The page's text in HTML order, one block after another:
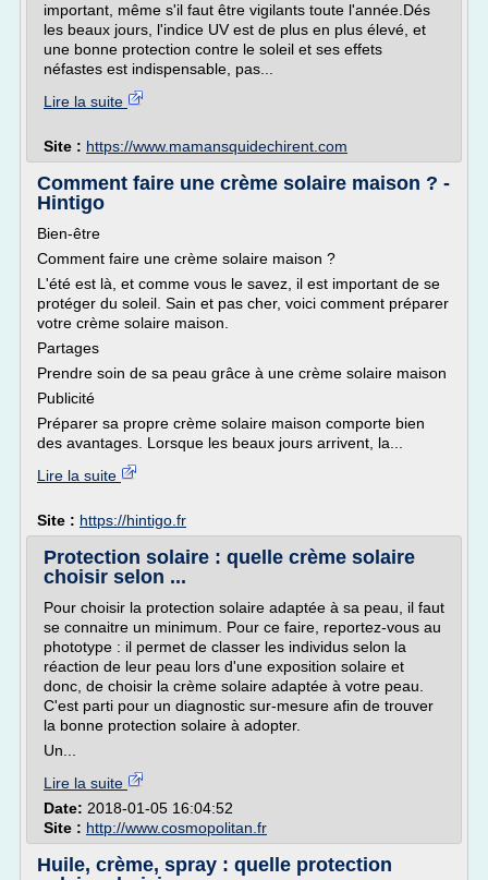
important, même s'il faut être vigilants toute l'année.Dés
les beaux jours, l'indice UV est de plus en plus élevé, et
une bonne protection contre le soleil et ses effets
néfastes est indispensable, pas...
Lire la suite
Site : https://www.mamansquidechirent.com
Comment faire une crème solaire maison ? -
Hintigo
Bien-être
Comment faire une crème solaire maison ?
L'été est là, et comme vous le savez, il est important de se
protéger du soleil. Sain et pas cher, voici comment préparer
votre crème solaire maison.
Partages
Prendre soin de sa peau grâce à une crème solaire maison
Publicité
Préparer sa propre crème solaire maison comporte bien
des avantages. Lorsque les beaux jours arrivent, la...
Lire la suite
Site : https://hintigo.fr
Protection solaire : quelle crème solaire
choisir selon ...
Pour choisir la protection solaire adaptée à sa peau, il faut
se connaitre un minimum. Pour ce faire, reportez-vous au
phototype : il permet de classer les individus selon la
réaction de leur peau lors d'une exposition solaire et
donc, de choisir la crème solaire adaptée à votre peau.
C'est parti pour un diagnostic sur-mesure afin de trouver
la bonne protection solaire à adopter.
Un...
Lire la suite
Date: 2018-01-05 16:04:52
Site : http://www.cosmopolitan.fr
Huile, crème, spray : quelle protection